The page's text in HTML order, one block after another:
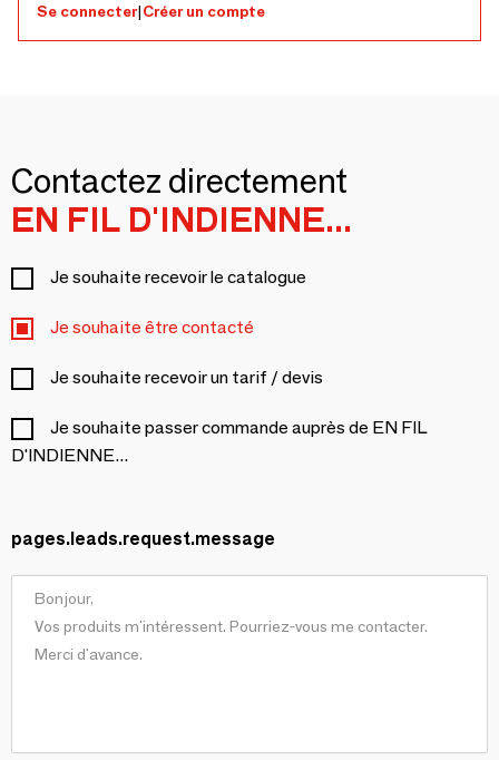
Se connecter|Créer un compte
Contactez directement
EN FIL D'INDIENNE...
Je souhaite recevoir le catalogue
Je souhaite être contacté
Je souhaite recevoir un tarif / devis
Je souhaite passer commande auprès de EN FIL
D'INDIENNE...
pages.leads.request.message